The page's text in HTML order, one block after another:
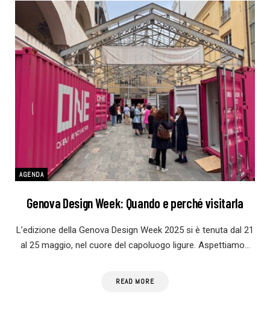
AGENDA
Genova Design Week: Quando e perché visitarla
L’edizione della Genova Design Week 2025 si è tenuta dal 21
al 25 maggio, nel cuore del capoluogo ligure. Aspettiamo…
READ MORE